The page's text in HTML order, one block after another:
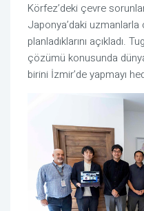
Körfez’deki çevre
Japonya’daki
planladıklarını açıkladı.
çözümü konusunda
birini İzmir’de yapmayı